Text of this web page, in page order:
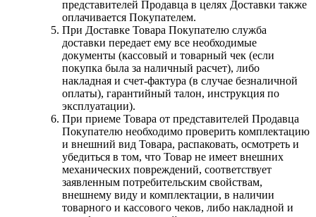
представителей Продавца в целях Доставки также
оплачивается Покупателем.
При Доставке Товара Покупателю служба
доставки передает ему все необходимые
документы (кассовый и товарный чек (если
покупка была за наличный расчет), либо
накладная и счет-фактура (в случае безналичной
оплаты), гарантийный талон, инструкция по
эксплуатации).
При приеме Товара от представителей Продавца
Покупателю необходимо проверить комплектацию
и внешний вид Товара, распаковать, осмотреть и
убедиться в том, что Товар не имеет внешних
механических повреждений, соответствует
заявленным потребительским свойствам,
внешнему виду и комплектации, в наличии
товарного и кассового чеков, либо накладной и